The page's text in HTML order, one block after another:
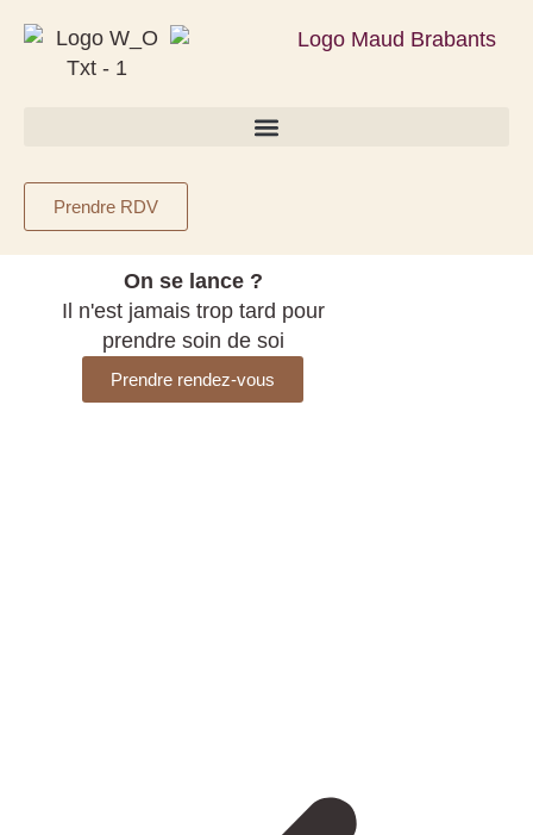
Prendre RDV
On se lance ?
Il n'est jamais trop tard pour
prendre soin de soi
Prendre rendez-vous